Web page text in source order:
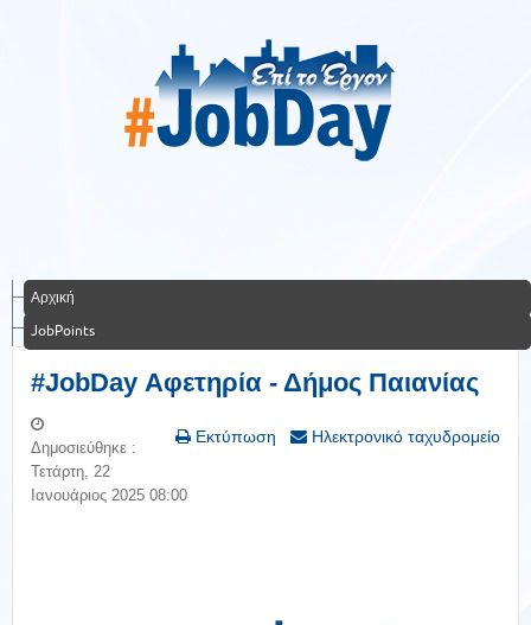
Αρχική
JobPoints
#JobDay Αφετηρία - Δήμος Παιανίας
Εκτύπωση Ηλεκτρονικό ταχυδρομείο
Δημοσιεύθηκε :
Τετάρτη, 22
Ιανουάριος 2025 08:00